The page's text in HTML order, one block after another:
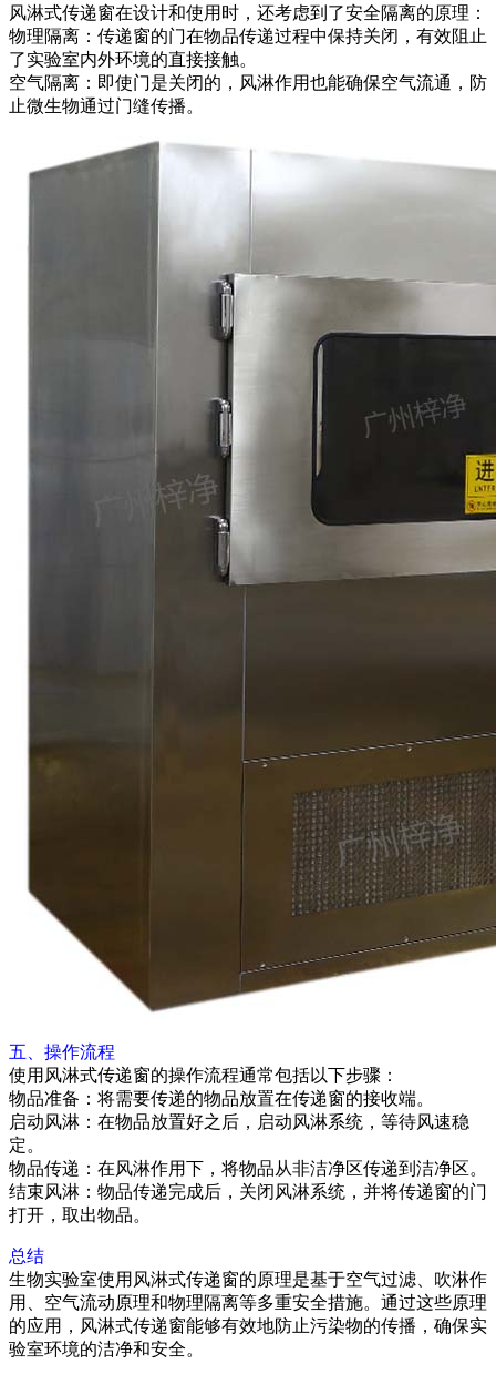
风淋式传递窗在设计和使用时，还考虑到了安全隔离的原理：
物理隔离：传递窗的门在物品传递过程中保持关闭，有效阻止
了实验室内外环境的直接接触。
空气隔离：即使门是关闭的，风淋作用也能确保空气流通，防
止微生物通过门缝传播。
五、操作流程
使用风淋式传递窗的操作流程通常包括以下步骤：
物品准备：将需要传递的物品放置在传递窗的接收端。
启动风淋：在物品放置好之后，启动风淋系统，等待风速稳
定。
物品传递：在风淋作用下，将物品从非洁净区传递到洁净区。
结束风淋：物品传递完成后，关闭风淋系统，并将传递窗的门
打开，取出物品。
总结
生物实验室使用风淋式传递窗的原理是基于空气过滤、吹淋作
用、空气流动原理和物理隔离等多重安全措施。通过这些原理
的应用，风淋式传递窗能够有效地防止污染物的传播，确保实
验室环境的洁净和安全。